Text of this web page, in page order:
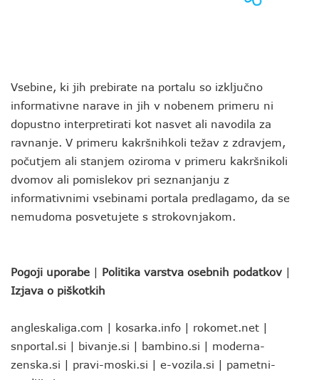
Vsebine, ki jih prebirate na portalu so izključno
informativne narave in jih v nobenem primeru ni
dopustno interpretirati kot nasvet ali navodila za
ravnanje. V primeru kakršnihkoli težav z zdravjem,
počutjem ali stanjem oziroma v primeru kakršnikoli
dvomov ali pomislekov pri seznanjanju z
informativnimi vsebinami portala predlagamo, da se
nemudoma posvetujete s strokovnjakom.
Pogoji uporabe | Politika varstva osebnih podatkov |
Izjava o piškotkih
angleskaliga.com | kosarka.info | rokomet.net |
snportal.si | bivanje.si | bambino.si | moderna-
zenska.si | pravi-moski.si | e-vozila.si | pametni-